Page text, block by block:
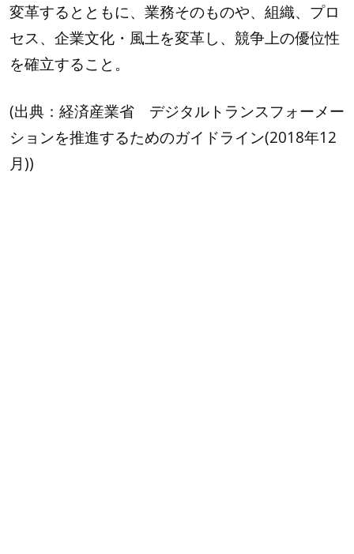
変革するとともに、業務そのものや、組織、プロ
セス、企業文化・風土を変革し、競争上の優位性
を確立すること。
(出典：経済産業省　デジタルトランスフォーメー
ションを推進するためのガイドライン(2018年12
月))